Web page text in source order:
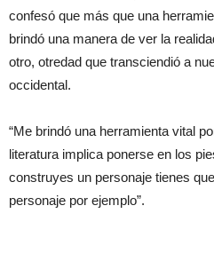
confesó que más que una
brindó una manera de ver la
otro, otredad que transciendió a
occidental.
“Me brindó una herramienta vital
literatura implica ponerse en los
construyes un personaje tienes
personaje por ejemplo”.